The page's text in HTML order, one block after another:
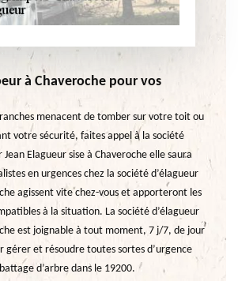
à Chaveroche pour vos
menacent de tomber sur votre toit ou
votre sécurité, faites appel à la société
Elagueur sise à Chaveroche elle saura
en urgences chez la société d’élagueur
agissent vite chez-vous et apporteront les
à la situation. La société d’élagueur
est joignable à tout moment, 7 j/7, de jour
gérer et résoudre toutes sortes d’urgence
d’arbre dans le 19200.